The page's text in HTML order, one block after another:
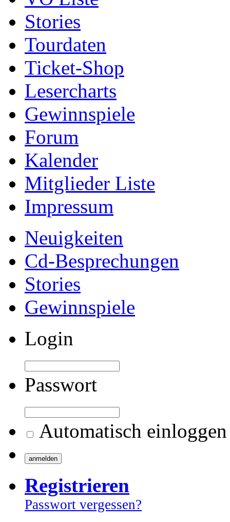
Stories
Tourdaten
Ticket-Shop
Lesercharts
Gewinnspiele
Forum
Kalender
Mitglieder Liste
Impressum
Neuigkeiten
Cd-Besprechungen
Stories
Gewinnspiele
Login
Passwort
Automatisch einloggen
Registrieren
Passwort vergessen?